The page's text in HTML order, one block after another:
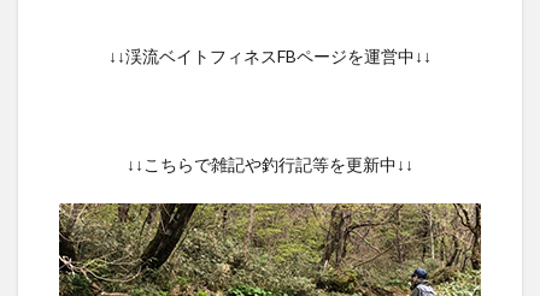
↓↓渓流ベイトフィネスFBページを運営中↓↓
↓↓こちらで雑記や釣行記等を更新中↓↓